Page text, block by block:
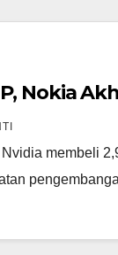
Nokia
membeli